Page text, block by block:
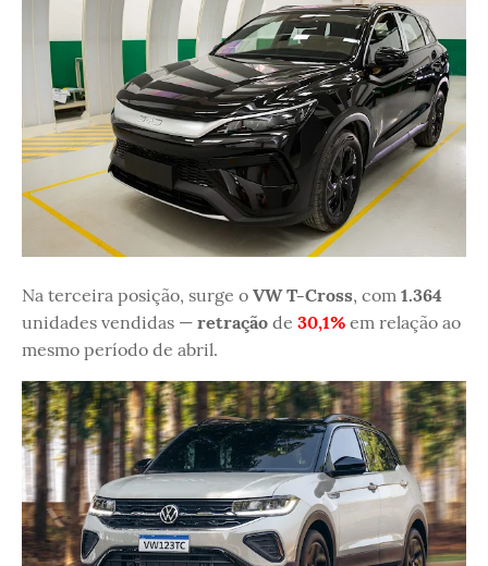
Na terceira posição, surge o VW T-Cross, com 1.364
unidades vendidas — retração de 30,1% em relação ao
mesmo período de abril.